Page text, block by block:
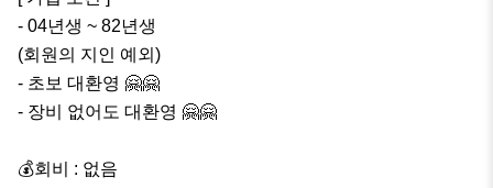
- 04년생 ~ 82년생
(회원의 지인 예외)
- 초보 대환영 🤗🤗
- 장비 없어도 대환영 🤗🤗
💰회비 : 없음